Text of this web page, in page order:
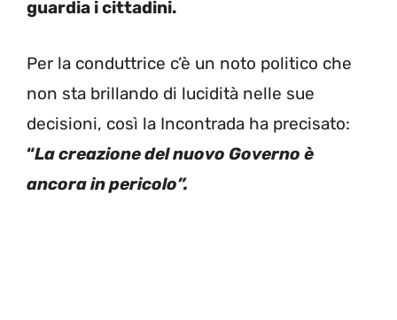
guardia i cittadini.
Per la conduttrice c’è un noto politico che
non sta brillando di lucidità nelle sue
decisioni, così la Incontrada ha precisato:
“La creazione del nuovo Governo è
ancora in pericolo”.